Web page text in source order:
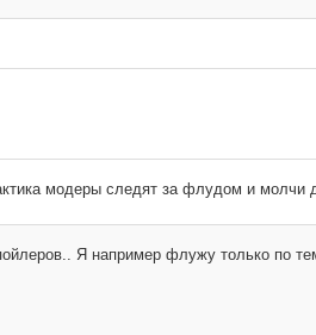
модеры следят за флудом и молчи
Я например флужу только по